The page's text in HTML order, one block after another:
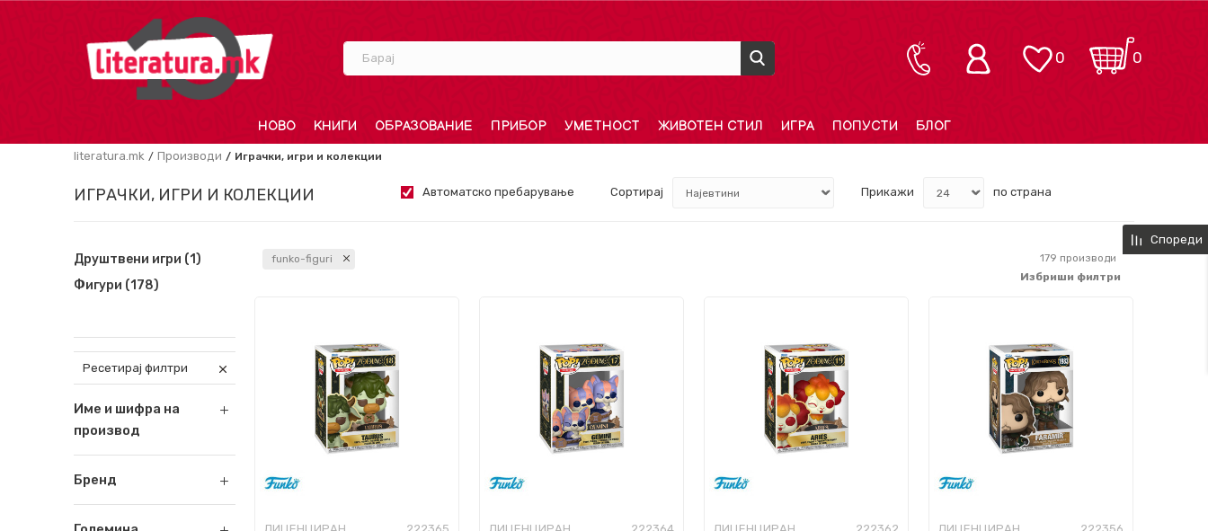
Барај 0
0
НОВО КНИГИ ОБРАЗОВАНИЕ ПРИБОР УМЕТНОСТ ЖИВОТЕН СТИЛ ИГРА ПОПУСТИ БЛОГ
literatura.mk Производи Играчки, игри и колекции
ИГРАЧКИ, ИГРИ И КОЛЕКЦИИ Автоматско пребарување Сортирај Прикажи по страна
Друштвени игри (1)
Фигури (178)
Ресетирај филтри
Име и шифра на
производ
Бренд
funko-figuri 179 производи
Избриши филтри
Спореди